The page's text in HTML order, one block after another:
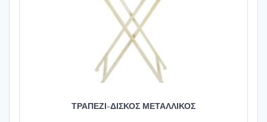
ΤΡΑΠΕΖΙ-ΔΙΣΚΟΣ ΜΕΤΑΛΛΙΚΟΣ